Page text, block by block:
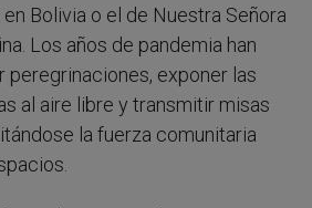
Bolivia o el de Nuestra Señora
Los años de pandemia han
peregrinaciones, exponer las
al aire libre y transmitir misas
la fuerza comunitaria